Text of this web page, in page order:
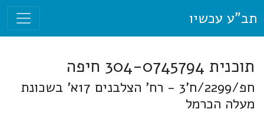
תב"ע עכשיו
תוכנית 304-0745794 חיפה
חפ/2299/ח'3 - רח' הצלבנים 17א' בשכונת
מעלה הכרמל